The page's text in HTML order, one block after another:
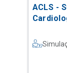
ACLS -